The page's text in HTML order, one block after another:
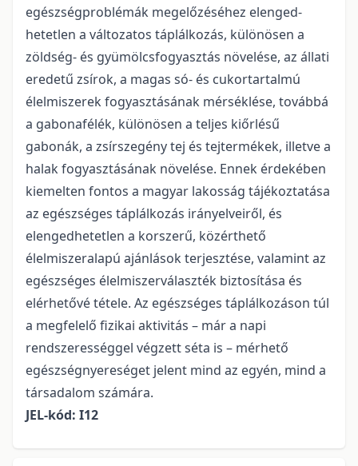
egészségproblémák megelőzéséhez elenged­
hetetlen a változatos táplálkozás, különösen a
zöldség- és gyümölcsfogyasztás növelése, az állati
eredetű zsírok, a magas só- és cukortartalmú
élelmiszerek fogyasztásának mérséklése, továbbá
a gabonafélék, különösen a teljes kiőrlésű
gabonák, a zsírszegény tej és tejtermékek, illetve a
halak fogyasztásának növelése. Ennek érdekében
kiemelten fontos a magyar lakosság tájékoztatása
az egészséges táplálkozás irányelveiről, és
elengedhetetlen a korszerű, közérthető
élelmiszeralapú ajánlások terjesztése, valamint az
egészséges élelmiszerválaszték biztosítása és
elérhetővé tétele. Az egészséges táplálkozáson túl
a megfelelő fizikai aktivitás – már a napi
rendszerességgel végzett séta is – mérhető
egészségnyereséget jelent mind az egyén, mind a
társadalom számára.
JEL-kód: I12